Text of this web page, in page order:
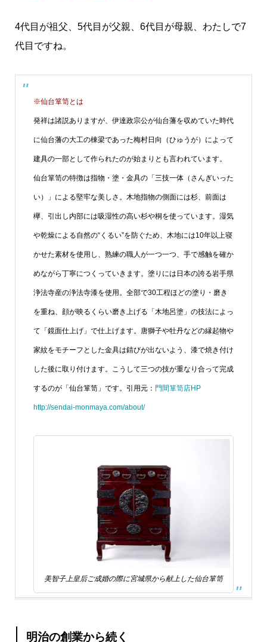
4代目が祖父、5代目が父親、6代目が母親、わたしで7
代目ですね。
※仙台箪笥とは
発祥は諸説ありますが、伊達政宗公が仙台藩を収めていた時代
に仙台藩の大工の棟梁であった梅村日向（ひゅうが）によって
建具の一部として作られたのが始まりとも言われています。
仙台箪笥の特徴は指物・塗・金具の「三技一体（さんぎいった
い）」による堅牢な美しさ。木地指物の側面には杉、前面は
欅、引出し内部には吸湿性の高い杉や桐を使っています。湿気
や乾燥による自然の“くるい”を防ぐため、木地には10年以上寝
かせた素材を使用し、熟練の職人が一つ一つ、手で感触を確か
めながら丁寧につくっていきます。塗りには日本の誇る岩手県
浄法寺産の浄法寺漆を使用。全部で30工程ほどの塗り・磨き
を重ね、顔が映るくらい磨き上げる「木地呂塗」の技法によっ
て「鏡面仕上げ」で仕上げます。唐獅子や牡丹などの縁起物や
家紋をモチーフとした金具は錆びが出ないよう、漆で焼き付け
した後に取り付けます。こうして三つの技が重なり合って完成
するのが「仙台箪笥」です。引用元： 門間箪笥店HP
http://sendai-monmaya.com/about/
美智子上皇后ご成婚の際に宮城県から献上した仙台箪笥
明治の創業から続く